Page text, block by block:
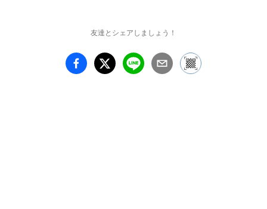
私は2008年から、無人島
だった父島に最初に入植
友達とシェアしましょう！